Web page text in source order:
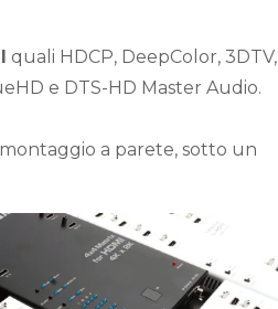
quali HDCP, DeepColor, 3DTV,
e DTS-HD Master Audio.
a parete, sotto un